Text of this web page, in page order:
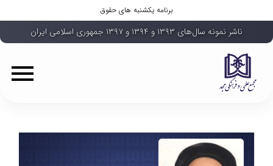
برنامه یکشنبه های حقوق
ناشر نمونه سال‌های ۱۳۹۳ و ۱۳۹۴ و ۱۳۹۷ جمهوری اسلامی ایران